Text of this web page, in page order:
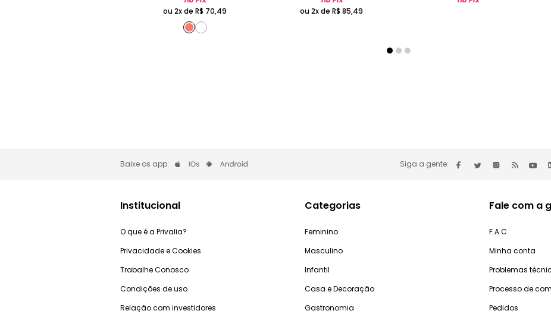
ou 2x deR$ 70,49
ou 2x deR$ 85,49
Baixe os app: Siga a gente:
Institucional
O que é a Privalia?
Privacidade e Cookies
Trabalhe Conosco
Condições de uso
Relação com investidores
Categorias
Feminino
Masculino
Infantil
Casa e Decoração
Gastronomia
Fale com a
F.A.C
Minha conta
Problemas
Processo de
Pedidos